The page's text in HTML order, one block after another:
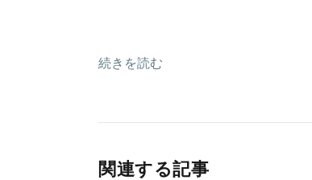
続きを読む
関連する記事